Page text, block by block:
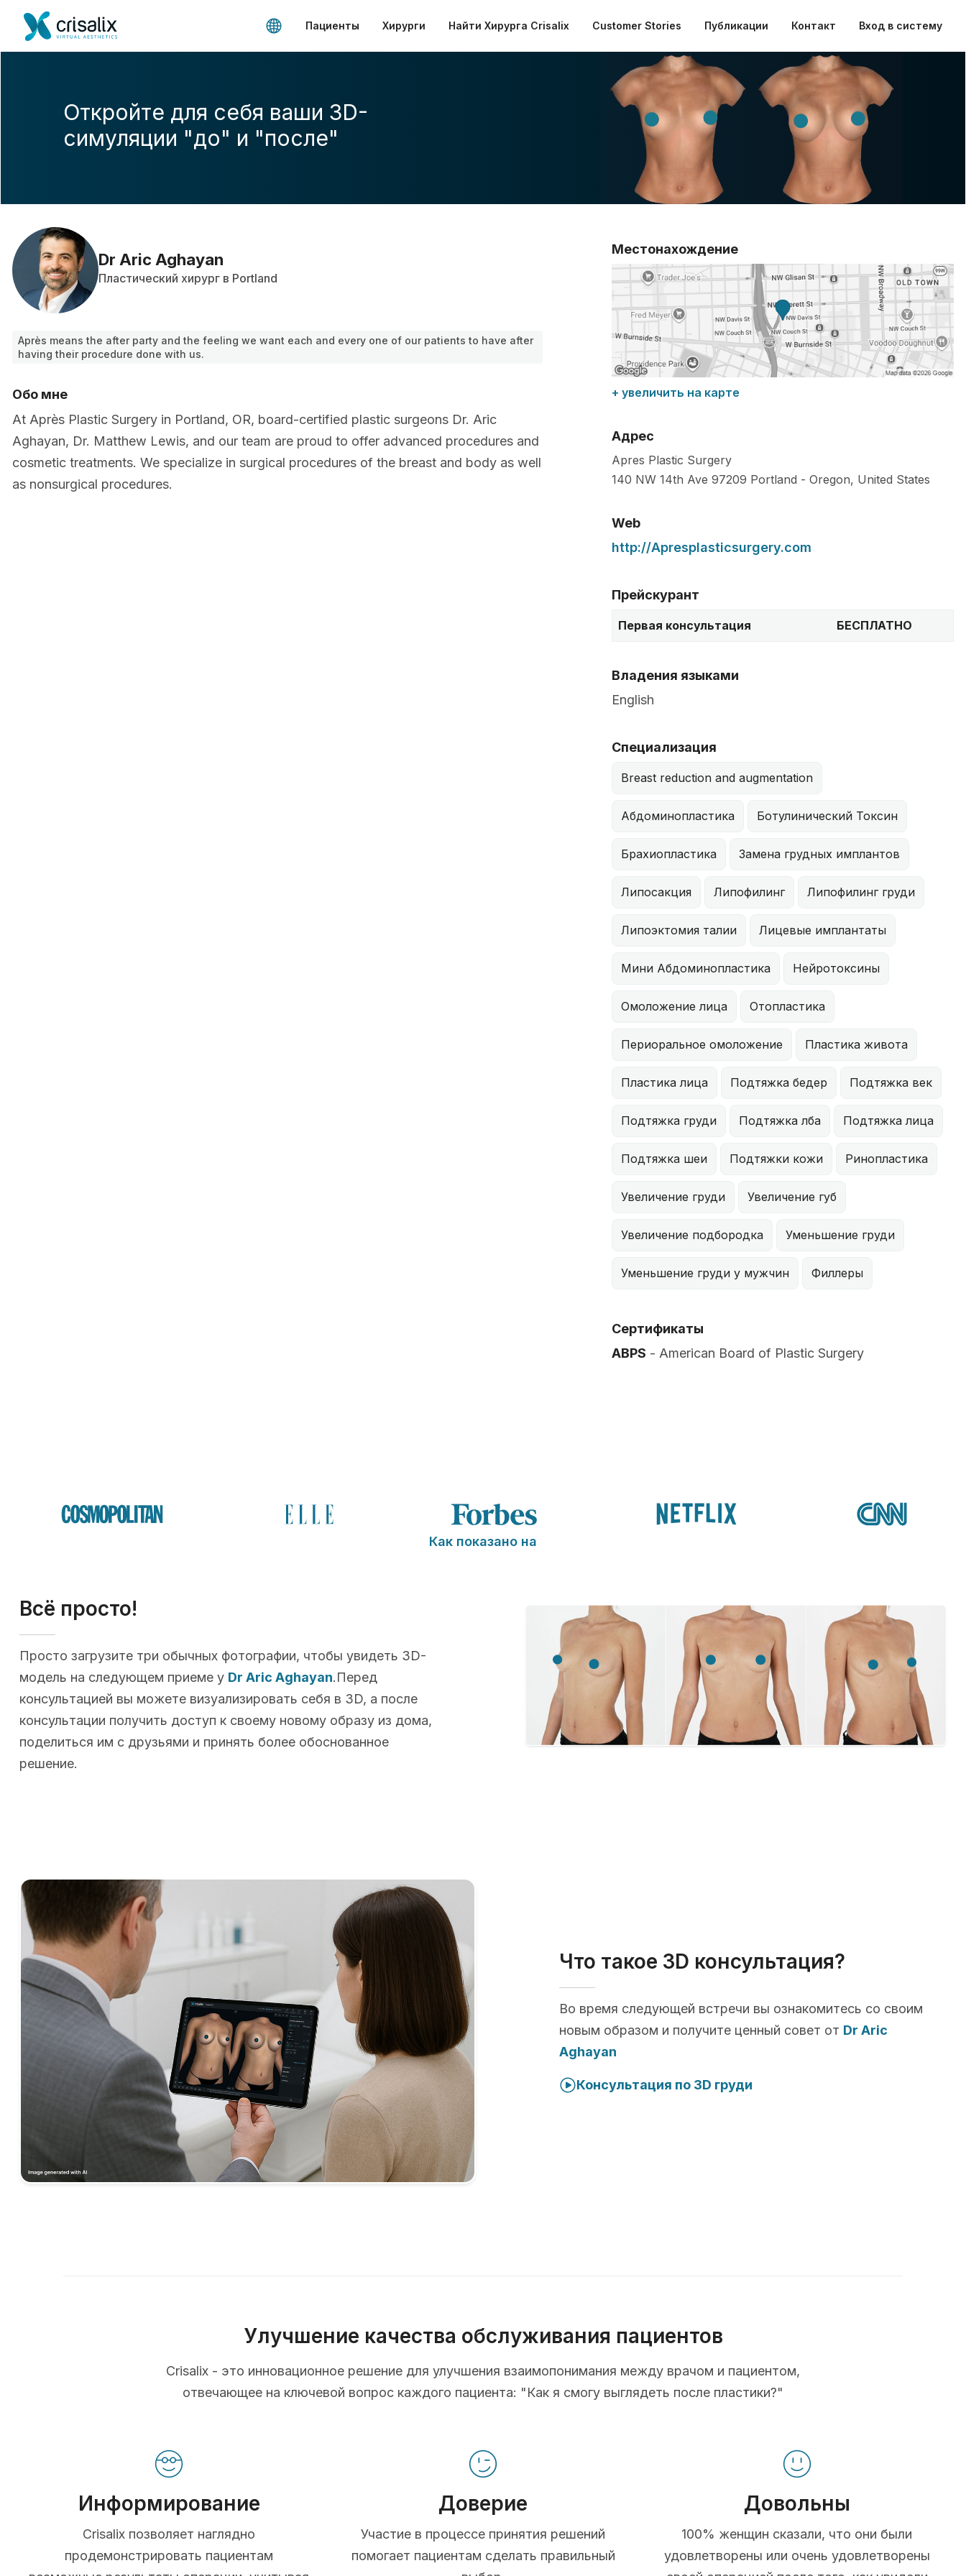
Пациенты Хирурги Найти Хирурга Crisalix Customer Stories Публикации Контакт Вход в систему
Откройте для себя ваши 3D-
симуляции "до" и "после"
Dr Aric Aghayan
Пластический хирург в Portland
Après means the after party and the feeling we want each and every one of our patients to have after
having their procedure done with us.
Обо мне
At Après Plastic Surgery in Portland, OR, board-certified plastic surgeons Dr. Aric
Aghayan, Dr. Matthew Lewis, and our team are proud to offer advanced procedures and
cosmetic treatments. We specialize in surgical procedures of the breast and body as well
as nonsurgical procedures.
Местонахождение
+ увеличить на карте
Адрес
Apres Plastic Surgery
140 NW 14th Ave 97209 Portland - Oregon, United States
Web
http://Apresplasticsurgery.com
Прейскурант
Первая консультация БЕСПЛАТНО
Владения языками
English
Специализация
Breast reduction and augmentation
Абдоминопластика Ботулинический Токсин
Брахиопластика Замена грудных имплантов
Липосакция Липофилинг Липофилинг груди
Липоэктомия талии Лицевые имплантаты
Мини Абдоминопластика Нейротоксины
Омоложение лица Отопластика
Периоральное омоложение Пластика живота
Пластика лица Подтяжка бедер Подтяжка век
Подтяжка груди Подтяжка лба Подтяжка лица
Подтяжка шеи Подтяжки кожи Ринопластика
Увеличение груди Увеличение губ
Увеличение подбородка Уменьшение груди
Уменьшение груди у мужчин Филлеры
Сертификаты
ABPS - American Board of Plastic Surgery
Как показано на
Всё просто!
Просто загрузите три обычных фотографии, чтобы увидеть 3D-
модель на следующем приеме у Dr Aric Aghayan.Перед
консультацией вы можете визуализировать себя в 3D, а после
консультации получить доступ к своему новому образу из дома,
поделиться им с друзьями и принять более обоснованное
решение.
Что такое 3D консультация?
Во время следующей встречи вы ознакомитесь со своим
новым образом и получите ценный совет от Dr Aric
Aghayan
Консультация по 3D груди
Улучшение качества обслуживания пациентов
Crisalix - это инновационное решение для улучшения взаимопонимания между врачом и пациентом,
отвечающее на ключевой вопрос каждого пациента: "Как я смогу выглядеть после пластики?"
Информирование
Crisalix позволяет наглядно
продемонстрировать пациентам
Доверие
Участие в процессе принятия решений
помогает пациентам сделать правильный
Довольны
100% женщин сказали, что они были
удовлетворены или очень удовлетворены